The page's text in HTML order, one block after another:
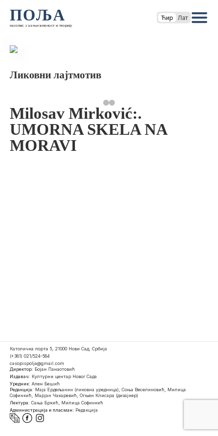
ПОЉА
часопис за књижевност и теорију
Ћир Лат
Ликовни лајтмотив
Milosav Mirković:.
UMORNA SKELA NA
MORAVI
Католичка порта 5, 21000 Нови Сад, Србија
(+381) 021/524-584
casopispolja@gmail.com
Директор: Бојан Панаотовић
Издавач: Културни центар Новог Сада
Уредник: Ален Бешић
Редакција: Маја Ердељанин (ликовна уредница), Соња Веселиновић, Милица
Софинкић, Марјан Чакаревић, Огњен Клисара (дизајнер)
Лектура: Сања Бркић, Милица Софинкић
Администрација и пласман: Редакција